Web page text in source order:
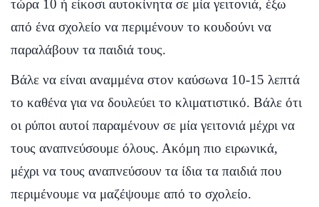
τώρα 10 ή είκοσι αυτοκίνητα σε μία γειτονιά, έξω
από ένα σχολείο να περιμένουν το κουδούνι να
παραλάβουν τα παιδιά τους.
Βάλε να είναι αναμμένα στον καύσωνα 10-15 λεπτά
το καθένα για να δουλεύει το κλιματιστικό. Βάλε ότι
οι ρύποι αυτοί παραμένουν σε μία γειτονιά μέχρι να
τους αναπνεύσουμε όλους. Ακόμη πιο ειρωνικά,
μέχρι να τους αναπνεύσουν τα ίδια τα παιδιά που
περιμένουμε να μαζέψουμε από το σχολείο.